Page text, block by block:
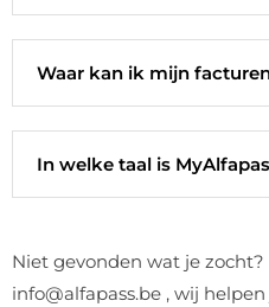
Waar kan ik mijn
In welke taal is
Niet gevonden wat je
info@alfapass.be , wij